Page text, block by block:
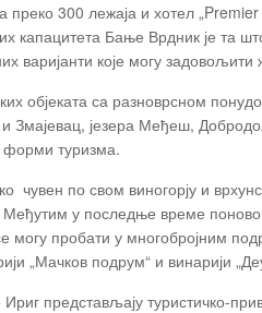
преко 300 лежаја и хотел
капацитета Бање Врдник је та
варијанти које могу
објеката са разноврсном
Змајевац, језера Међеш,
форми туризма.
чувен по свом виногорју и
у последње време
могу пробати у многобројним
„Мачков подрум“ и винарији
представљају туристичко-